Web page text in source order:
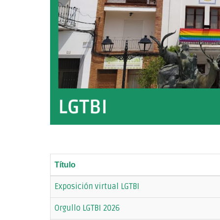
Título
Exposición virtual LGTBI
Orgullo LGTBI 2026